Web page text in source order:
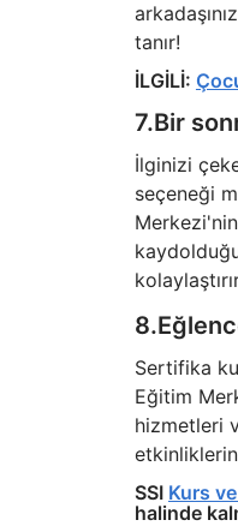
tanır!
İLGİLİ:
7.Bir
İlginizi
seçeneği
Sertifika
Eğitim
hizmetleri
SSI Kurs
halinde